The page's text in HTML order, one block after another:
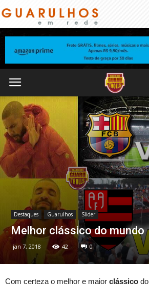
Destaques Guarulhos Slider
Melhor clássico do mundo
jan 7, 2018 42 0
Com certeza o melhor e maior clássico do